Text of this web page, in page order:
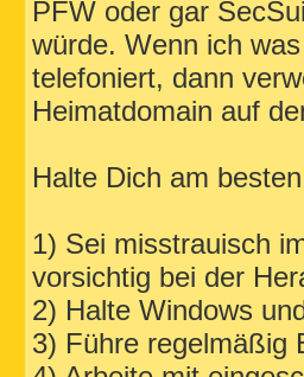
PFW oder gar
würde. Wenn ich
telefoniert, dann
Heimatdomain auf
Halte Dich am
1) Sei misstrauisch
vorsichtig bei der
2) Halte Windows
3) Führe regelmäßig